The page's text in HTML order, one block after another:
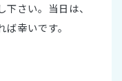
さい。当日は、
幸いです。